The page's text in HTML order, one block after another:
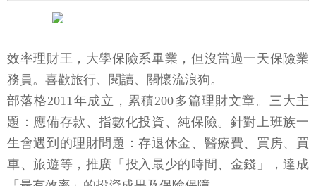
效率理財王，大學保險系畢業，但沒當過一天保險業
部落格2011年成立，累積200多篇理財文章。三大主
題：應備存款、指數化投資、純保險。針對上班族一
生會遇到的理財問題：存退休金、醫療費、買房、買
車、旅遊等，推廣「投入最少的時間、金錢」，達成
「最有效率」的投資成果及保險保障。
節省下來的時間與金錢，留給更重要的家人及自己。